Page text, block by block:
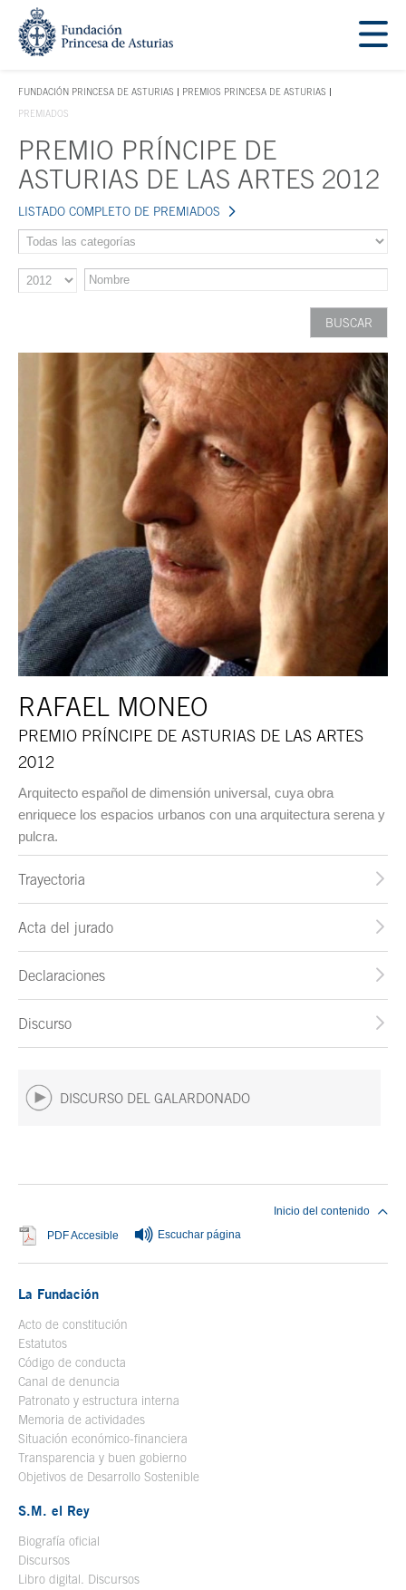
Saltar navegación. Ir directamente al contenido principal
FUNDACIÓN PRINCESA DE ASTURIAS
TECLA DE ACCESO 1
PREMIOS PRINCESA DE ASTURIAS
PREMIADOS
Contenido principal
PREMIO PRÍNCIPE DE
ASTURIAS DE LAS ARTES 2012
LISTADO COMPLETO DE PREMIADOS
RAFAEL MONEO
PREMIO PRÍNCIPE DE ASTURIAS DE LAS ARTES
2012
Arquitecto español de dimensión universal, cuya obra
enriquece los espacios urbanos con una arquitectura serena y
pulcra.
Trayectoria
Acta del jurado
Declaraciones
Discurso
DISCURSO DEL GALARDONADO
PDF Accesible Se abre en ventana nueva
Escuchar página
Inicio del contenido
La Fundación
Acto de constitución
Estatutos
Código de conducta
Canal de denuncia
Patronato y estructura interna
Memoria de actividades
Situación económico-financiera
Transparencia y buen gobierno
Objetivos de Desarrollo Sostenible
S.M. el Rey
Biografía oficial
Discursos
Libro digital. Discursos